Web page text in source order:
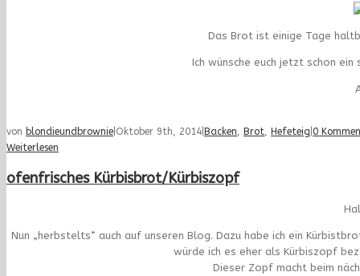
Das Brot ist einige Tage
Ich wünsche euch jetzt schon ein
von blondieundbrownie Oktober 9th, 2014 Backen, Brot, Hefeteig 0
Weiterlesen
ofenfrisches Kürbisbrot/Kürbiszopf
Nun „herbstelts“ auch auf unseren Blog. Dazu habe ich ein
würde ich es eher als Kürbiszopf
Dieser Zopf macht beim